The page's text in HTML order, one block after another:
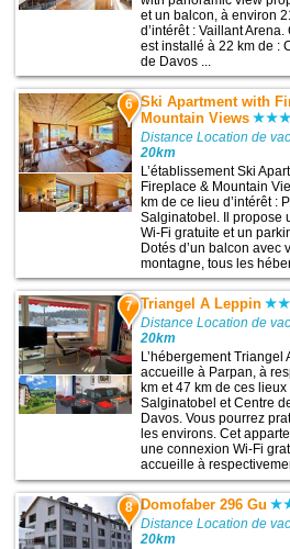
et un balcon, à environ
d’intérêt : Vaillant
est installé à 22 km de :
de Davos ...
6 Ski Apartment with
Mountain Views
Distance Location de
20km
L’établissement Ski
Fireplace & Mountain
km de ce lieu d’intérêt :
Salginatobel. Il propose
Wi-Fi gratuite et un
Dotés d’un balcon avec
montagne, tous les
7 Triangel A Leppin
Distance Location de
20km
L’hébergement Triangel
accueille à Parpan, à
km et 47 km de ces lieux
Salginatobel et Centre
Davos. Vous pourrez
les environs. Cet
une connexion Wi-Fi
accueille à
8 Domofaber 296 Gu
Distance Location de
20km